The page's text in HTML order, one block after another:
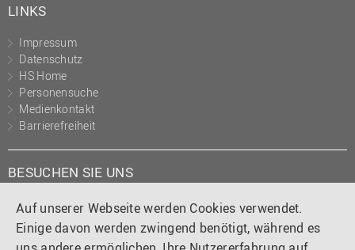
Auf unserer Webseite werden Cookies verwendet.
Einige davon werden zwingend benötigt, während es
LINKS
Impressum
Datenschutz
HS Home
Personensuche
Medienkontakt
Barrierefreiheit
BESUCHEN SIE UNS
Instagram
TiktokLinkedIn
YouTube
Facebook